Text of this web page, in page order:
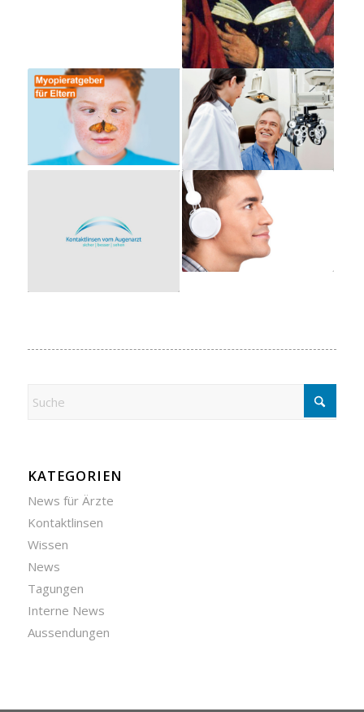
KATEGORIEN
News für Ärzte
Kontaktlinsen
Wissen
News
Tagungen
Interne News
Aussendungen